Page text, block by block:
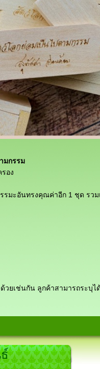
มกรรม
อง
รมะอันทรงคุณค่าอีก 1 ชุด รว
วยเช่นกัน ลูกค้าสามารถระบุไ